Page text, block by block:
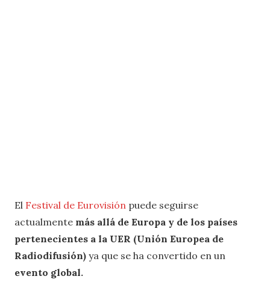
El Festival de Eurovisión puede seguirse
actualmente más allá de Europa y de los países
pertenecientes a la UER (Unión Europea de
Radiodifusión) ya que se ha convertido en un
evento global.